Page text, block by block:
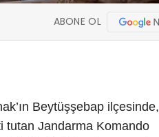
ABONE OL
Beytüşşebap ilçesinde,
tutan Jandarma Komando